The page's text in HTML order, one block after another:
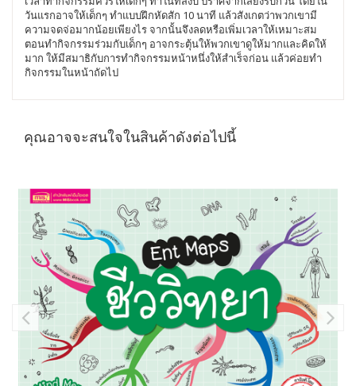
วันแรกอาจให้เด็กๆ ทำแบบฝึกหัดสัก 10 นาที แล้วสังเกตว่าพวกเขามี
ความจดจ่อมากน้อยเพียงไร จากนั้นจึงลดหรือเพิ่มเวลาให้เหมาะสม
ตอนทำกิจกรรมร่วมกับเด็กๆ อาจกระตุ้นให้พวกเขาดูให้มากและคิดให้
มาก ให้มีสมาธิกับการทำกิจกรรมหน้าหนึ่งให้สำเร็จก่อน แล้วค่อยทำ
กิจกรรมในหน้าถัดไป
คุณอาจจะสนใจในสินค้าดังต่อไปนี้